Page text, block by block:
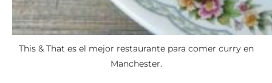
This & That es el mejor restaurante para comer curry en
Manchester.